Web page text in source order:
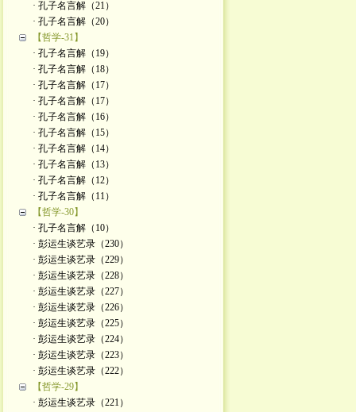
· 孔子名言解（21）
· 孔子名言解（20）
【哲学-31】
· 孔子名言解（19）
· 孔子名言解（18）
· 孔子名言解（17）
· 孔子名言解（17）
· 孔子名言解（16）
· 孔子名言解（15）
· 孔子名言解（14）
· 孔子名言解（13）
· 孔子名言解（12）
· 孔子名言解（11）
【哲学-30】
· 孔子名言解（10）
· 彭运生谈艺录（230）
· 彭运生谈艺录（229）
· 彭运生谈艺录（228）
· 彭运生谈艺录（227）
· 彭运生谈艺录（226）
· 彭运生谈艺录（225）
· 彭运生谈艺录（224）
· 彭运生谈艺录（223）
· 彭运生谈艺录（222）
【哲学-29】
· 彭运生谈艺录（221）